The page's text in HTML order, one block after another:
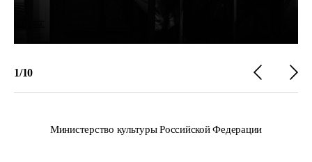
1/10
Министерство культуры Российской Федерации